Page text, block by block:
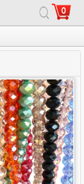
0
Volledige Site